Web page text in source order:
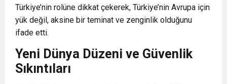
Türkiye’nin rolüne dikkat çekerek, Türkiye’nin Avrupa için
yük değil, aksine bir teminat ve zenginlik olduğunu
ifade etti.
Yeni Dünya Düzeni ve Güvenlik
Sıkıntıları